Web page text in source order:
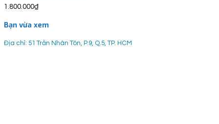
1.800.000₫
Bạn vừa xem
Địa chỉ: 51 Trần Nhân Tôn, P.9, Q.5, TP. HCM